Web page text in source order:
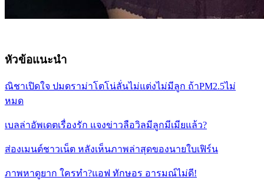
หัวข้อแนะนำ
ณิชาเปิดใจ ปมดราม่าโตโน่ลั่นไม่แต่งไม่มีลูก ถ้าPM2.5ไม่
หมด
เบลล่าอัพเดตเรื่องรัก แจงข่าวลือวิลมีลูกมีเมียแล้ว?
ส่องเมนต์ชาวเน็ต หลังเห็นภาพล่าสุดของนายใบเฟิร์น
ภาพหาดูยาก ใครทำ?แอฟ ทักษอร อารมณ์ไม่ดี!